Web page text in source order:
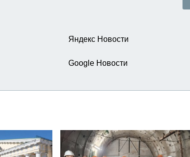
Яндекс Новости
Google Новости